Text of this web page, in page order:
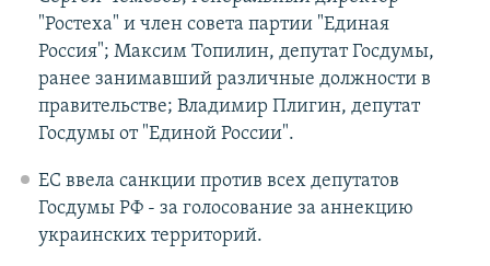
"Ростеха" и член совета партии "Единая
Россия"; Максим Топилин, депутат Госдумы,
ранее занимавший различные должности в
правительстве; Владимир Плигин, депутат
Госдумы от "Единой России".
ЕС ввела санкции против всех депутатов
Госдумы РФ - за голосование за аннекцию
украинских территорий.